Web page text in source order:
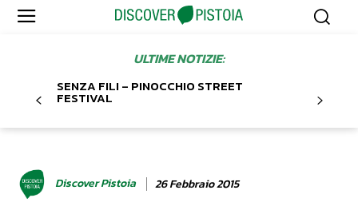
ULTIME NOTIZIE:
SENZA FILI – PINOCCHIO STREET
FESTIVAL
Discover Pistoia 26 Febbraio 2015